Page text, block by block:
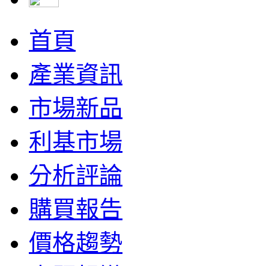
首頁
產業資訊
市場新品
利基市場
分析評論
購買報告
價格趨勢